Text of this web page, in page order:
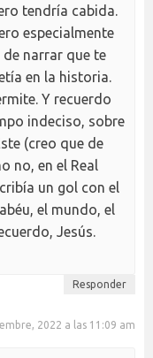
tendría cabida.
especialmente
de narrar que te
en la historia.
Y recuerdo
indeciso, sobre
(creo que de
no, en el Real
un gol con el
el mundo, el
Jesús.
Responder
2022 a las 11:09 am